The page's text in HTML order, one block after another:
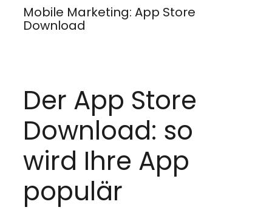
Mobile Marketing: App Store
Download
Der App Store
Download: so
wird Ihre App
populär